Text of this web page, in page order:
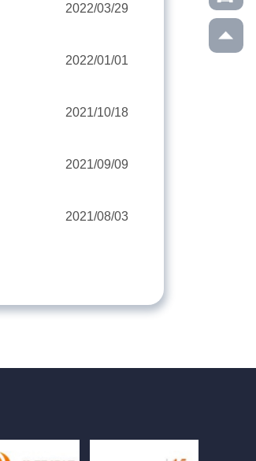
2022/03/29
2022/01/01
2021/10/18
2021/09/09
2021/08/03